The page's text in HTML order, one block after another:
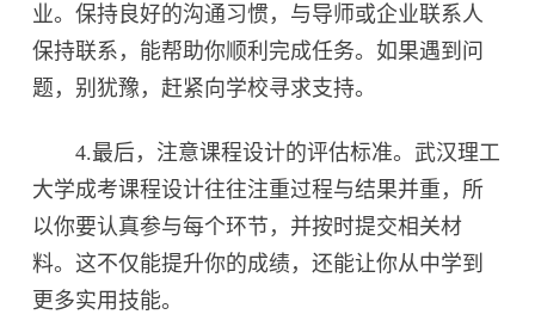
业。保持良好的沟通习惯，与导师或企业联系人
保持联系，能帮助你顺利完成任务。如果遇到问
题，别犹豫，赶紧向学校寻求支持。
4.最后，注意课程设计的评估标准。武汉理工
大学成考课程设计往往注重过程与结果并重，所
以你要认真参与每个环节，并按时提交相关材
料。这不仅能提升你的成绩，还能让你从中学到
更多实用技能。